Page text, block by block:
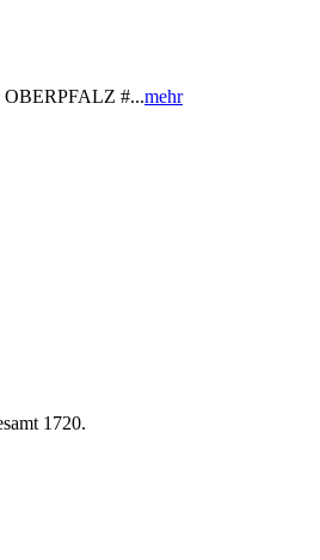
#...mehr
1720.